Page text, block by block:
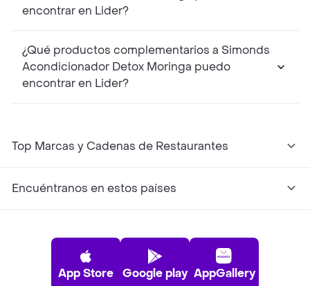
encontrar en Lider?
¿Qué productos complementarios a Simonds
Acondicionador Detox Moringa puedo
encontrar en Lider?
Top Marcas y Cadenas de Restaurantes
Encuéntranos en estos países
App Store Google play AppGallery